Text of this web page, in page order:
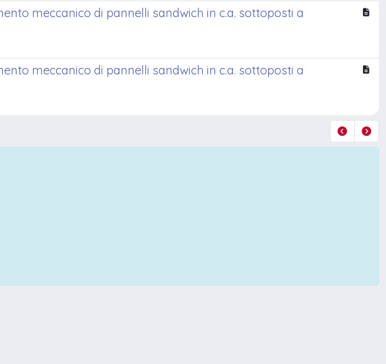
meccanico di pannelli sandwich in c.a. sottoposti a
meccanico di pannelli sandwich in c.a. sottoposti a